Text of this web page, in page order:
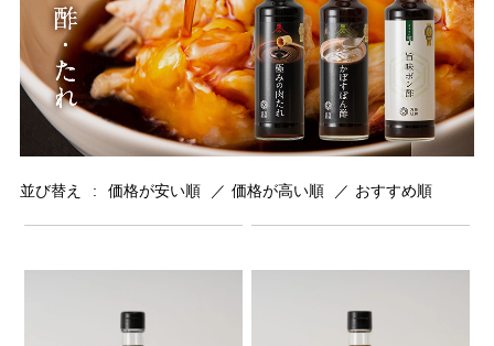
並び替え 価格が安い順 価格が高い順 おすすめ順